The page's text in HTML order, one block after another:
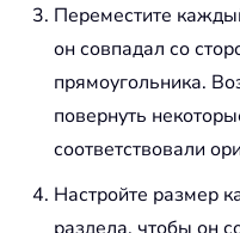
Переместите
он совпадал со
прямоугольника.
повернуть
соответствовали
Настройте размер